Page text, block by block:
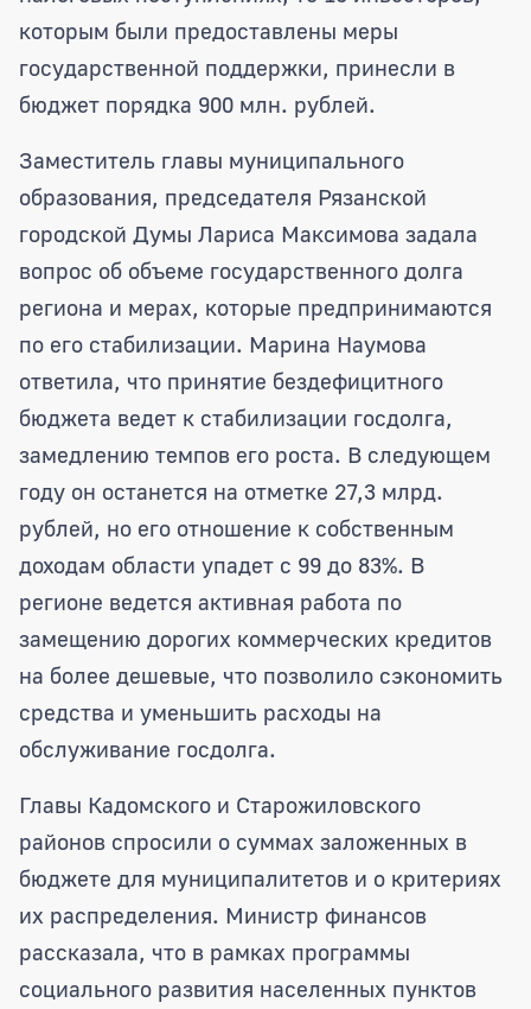
которым были предоставлены меры
государственной поддержки, принесли в
бюджет порядка 900 млн. рублей.
Заместитель главы муниципального
образования, председателя Рязанской
городской Думы Лариса Максимова задала
вопрос об объеме государственного долга
региона и мерах, которые предпринимаются
по его стабилизации. Марина Наумова
ответила, что принятие бездефицитного
бюджета ведет к стабилизации госдолга,
замедлению темпов его роста. В следующем
году он останется на отметке 27,3 млрд.
рублей, но его отношение к собственным
доходам области упадет с 99 до 83%. В
регионе ведется активная работа по
замещению дорогих коммерческих кредитов
на более дешевые, что позволило сэкономить
средства и уменьшить расходы на
обслуживание госдолга.
Главы Кадомского и Старожиловского
районов спросили о суммах заложенных в
бюджете для муниципалитетов и о критериях
их распределения. Министр финансов
рассказала, что в рамках программы
социального развития населенных пунктов